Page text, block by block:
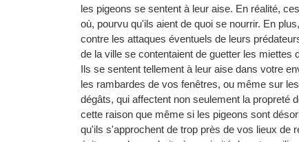
les pigeons se sentent à leur aise. En réalité,
où, pourvu qu'ils aient de quoi se nourrir. En
contre les attaques éventuels de leurs
de la ville se contentaient de guetter les
Ils se sentent tellement à leur aise dans votre
les rambardes de vos fenêtres, ou même sur
dégâts, qui affectent non seulement la propreté
cette raison que même si les pigeons sont
qu'ils s'approchent de trop près de vos lieux